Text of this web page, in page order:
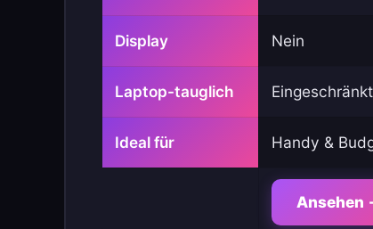
Display Nein
Laptop-tauglich Eingeschränkt
Ideal für Handy &
Ansehen